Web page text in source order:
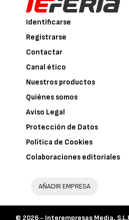
Identificarse
Registrarse
Contactar
Canal ético
Nuestros productos
Quiénes somos
Aviso Legal
Protección de Datos
Política de Cookies
Colaboraciones editoriales
AÑADIR EMPRESA
© 2026 - Interempresas Media,